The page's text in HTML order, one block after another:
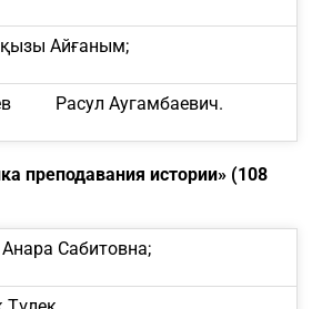
Айғаным;
Расул Аугамбаевич.
преподавания истории» (108
Сабитовна;